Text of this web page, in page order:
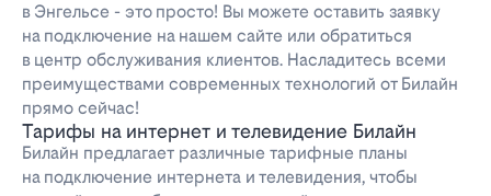
в Энгельсе - это просто! Вы можете оставить заявку
на подключение на нашем сайте или обратиться
в центр обслуживания клиентов. Насладитесь всеми
преимуществами современных технологий от Билайн
прямо сейчас!
Тарифы на интернет и телевидение Билайн
Билайн предлагает различные тарифные планы
на подключение интернета и телевидения, чтобы